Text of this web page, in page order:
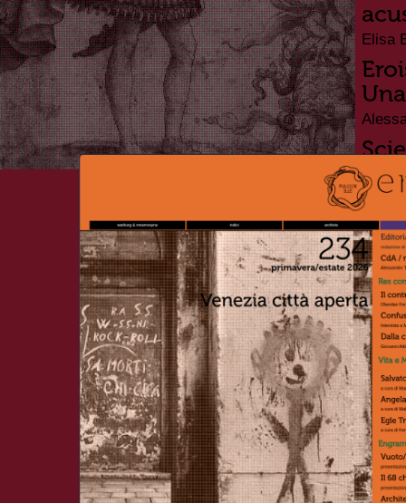
Elisa
Paolo
De
Tra